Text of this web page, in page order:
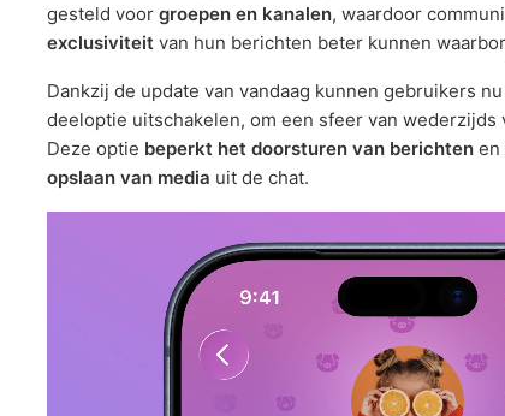
gesteld voor groepen en kanalen, waardoor
exclusiviteit van hun berichten beter kunnen
Dankzij de update van vandaag kunnen gebruikers nu
deeloptie uitschakelen, om een sfeer van
Deze optie beperkt het doorsturen van berichten en
opslaan van media uit de chat.